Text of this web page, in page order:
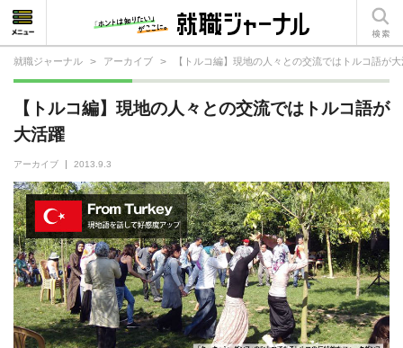
就職ジャーナル > アーカイブ > 【トルコ編】現地の人々との交流ではトルコ語が
【トルコ編】現地の人々との交流ではトルコ語が
大活躍
アーカイブ 2013.9.3
就活相談
就活ノウハウ
仕事の選び方・ヒント
仕事とは？
就活コラム